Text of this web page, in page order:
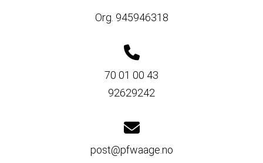
Org. 945946318
70 01 00 43
92629242
post@pfwaage.no